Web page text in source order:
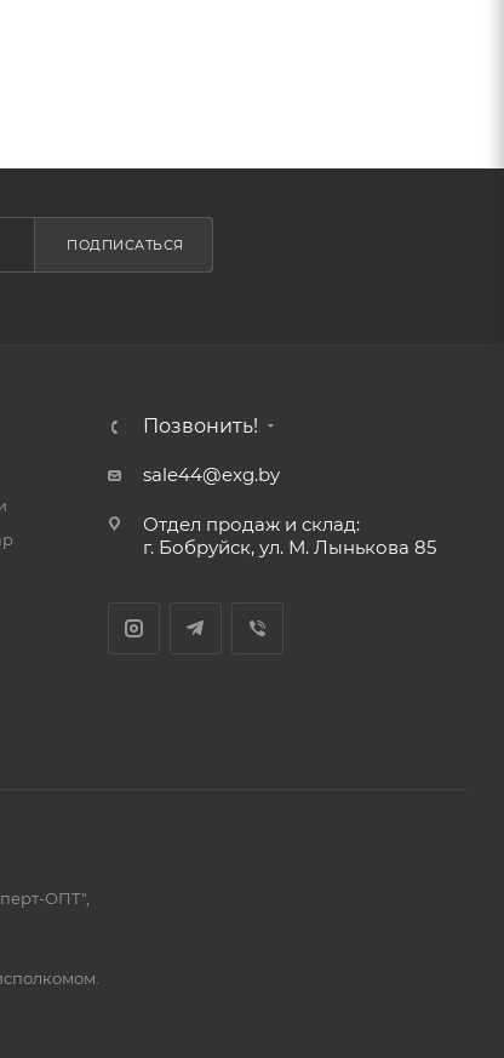
ПОДПИСАТЬСЯ
Позвонить!
sale44@exg.by
Отдел продаж и склад:
г. Бобруйск, ул. М. Лынькова 85
ОПТ",